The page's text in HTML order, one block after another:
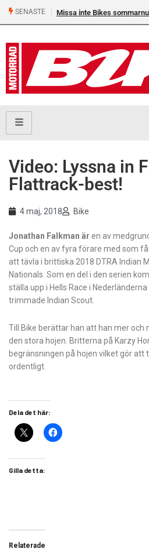
SENASTE Missa inte Bikes
Video: Lyssna in
Flattrack-best!
4 maj, 2018 Bike
Jonathan Falkman är en av
Cup och en av fyra förare med som
att tävla i brittiska 2018 DTRA Indian
Nationals. Som en del i den serien
ställa upp i Hells Race i
trimmade Indian Scout.
Till Bike berättar han att han mer och
den stora hojen. Britterna på Karzy
begränsningen på hojen vilket gör
ordentligt.
Dela det här:
Gilla detta:
Relaterade